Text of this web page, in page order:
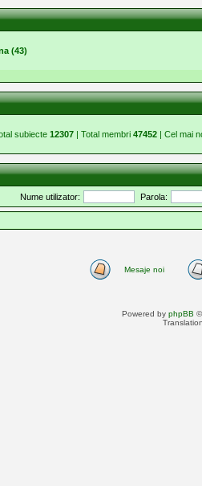
(43)
subiecte 12307 | Total membri 47452 | Cel mai
Nume utilizator: Parola:
Mesaje noi
Powered by phpBB